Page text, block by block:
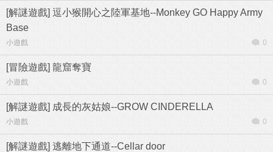
[解謎遊戲] 逗小猴開心之陸軍基地--Monkey GO Happy Army
Base
小遊戲 0
[冒險遊戲] 龍窟奪寶
小遊戲 0
[解謎遊戲] 成長的灰姑娘--GROW CINDERELLA
小遊戲 0
[解謎遊戲] 逃離地下通道--Cellar door